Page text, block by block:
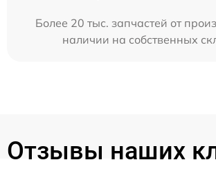
Более 20 тыс. запчастей от
наличии на собственных
Отзывы наших